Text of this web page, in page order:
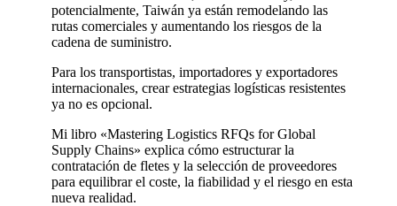
potencialmente, Taiwán ya están remodelando las
rutas comerciales y aumentando los riesgos de la
cadena de suministro.
Para los transportistas, importadores y exportadores
internacionales, crear estrategias logísticas resistentes
ya no es opcional.
Mi libro «Mastering Logistics RFQs for Global
Supply Chains» explica cómo estructurar la
contratación de fletes y la selección de proveedores
para equilibrar el coste, la fiabilidad y el riesgo en esta
nueva realidad.